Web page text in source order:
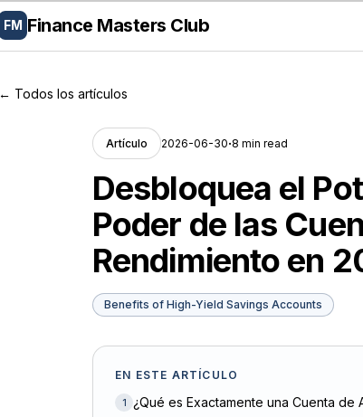
FM Finance Masters Club
← Todos los artículos
Artículo 2026-06-30·8 min read
Desbloquea el
Poder de las
Rendimiento en
Benefits of High-Yield Savings Accounts
EN ESTE ARTÍCULO
1 ¿Qué es Exactamente una Cuenta de